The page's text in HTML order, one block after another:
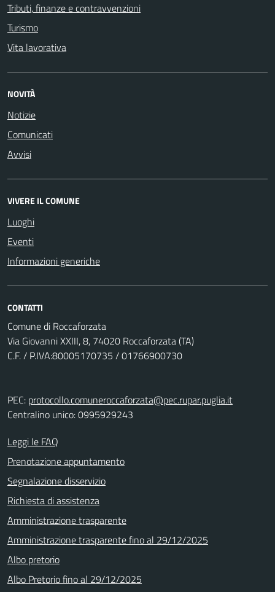
Tributi, finanze e contravvenzioni
Turismo
Vita lavorativa
NOVITÀ
Notizie
Comunicati
Avvisi
VIVERE IL COMUNE
Luoghi
Eventi
Informazioni generiche
CONTATTI
Comune di Roccaforzata
Via Giovanni XXIII, 8, 74020 Roccaforzata (TA)
C.F. / P.IVA:80005170735 / 01766900730
PEC: protocollo.comuneroccaforzata@pec.rupar.puglia.it
Centralino unico: 0995929243
Leggi le FAQ
Prenotazione appuntamento
Segnalazione disservizio
Richiesta di assistenza
Amministrazione trasparente
Amministrazione trasparente fino al 29/12/2025
Albo pretorio
Albo Pretorio fino al 29/12/2025